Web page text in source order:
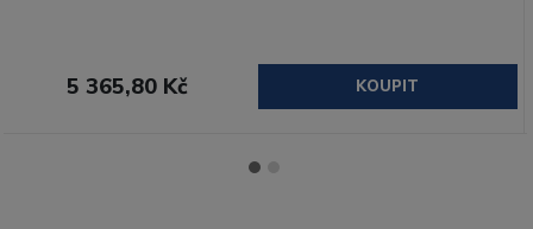
5 365,80 Kč KOUPIT